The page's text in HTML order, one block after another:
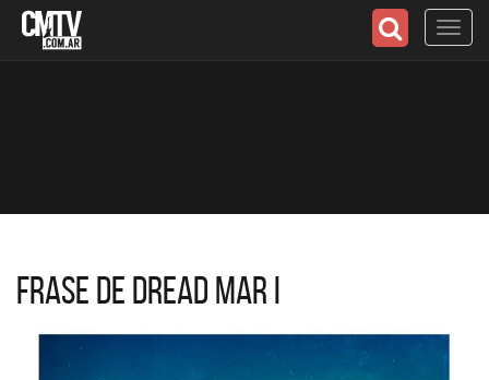
Frase de Dread Mar I